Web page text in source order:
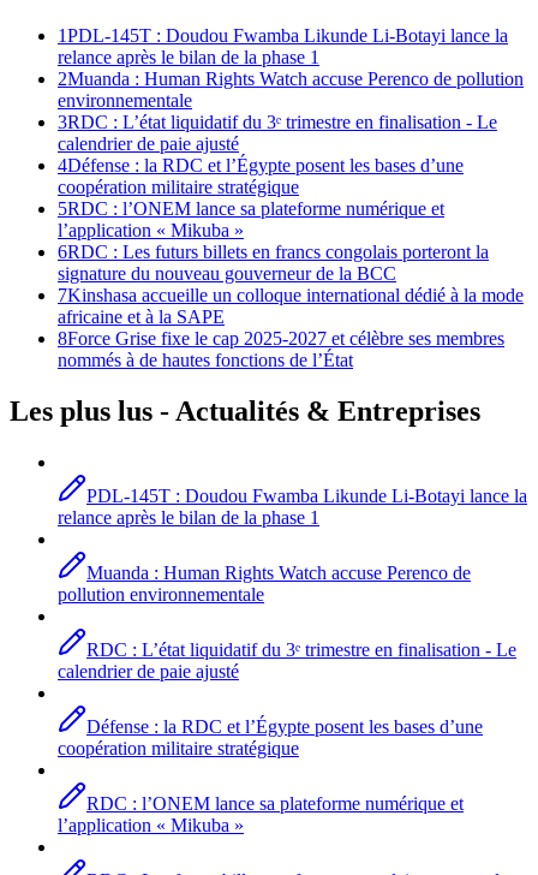
1PDL-145T : Doudou Fwamba Likunde Li-Botayi lance la
relance après le bilan de la phase 1
2Muanda : Human Rights Watch accuse Perenco de pollution
environnementale
3RDC : L’état liquidatif du 3ᵉ trimestre en finalisation - Le
calendrier de paie ajusté
4Défense : la RDC et l’Égypte posent les bases d’une
coopération militaire stratégique
5RDC : l’ONEM lance sa plateforme numérique et
l’application « Mikuba »
6RDC : Les futurs billets en francs congolais porteront la
signature du nouveau gouverneur de la BCC
7Kinshasa accueille un colloque international dédié à la mode
africaine et à la SAPE
8Force Grise fixe le cap 2025-2027 et célèbre ses membres
nommés à de hautes fonctions de l’État
Les plus lus - Actualités & Entreprises
PDL-145T : Doudou Fwamba Likunde Li-Botayi lance la
relance après le bilan de la phase 1
Muanda : Human Rights Watch accuse Perenco de
pollution environnementale
RDC : L’état liquidatif du 3ᵉ trimestre en finalisation - Le
calendrier de paie ajusté
Défense : la RDC et l’Égypte posent les bases d’une
coopération militaire stratégique
RDC : l’ONEM lance sa plateforme numérique et
l’application « Mikuba »